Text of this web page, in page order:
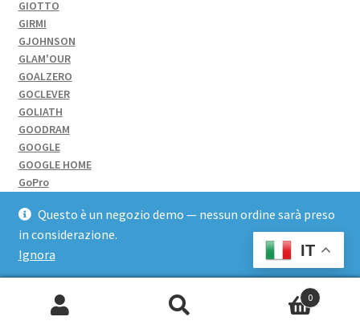
Questo è un negozio demo — nessun ordine sarà preso
in considerazione.
Ignora
GIOTTO
GIRMI
GJOHNSON
GLAM'OUR
GOALZERO
GOCLEVER
GOLIATH
GOODRAM
GOOGLE
GOOGLE HOME
GoPro
Grandi Giochi
Grandstream
Green Cell
0
IT